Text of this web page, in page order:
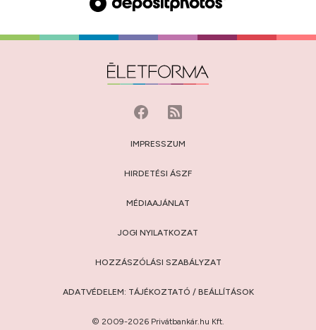
IMPRESSZUM
HIRDETÉSI ÁSZF
MÉDIAAJÁNLAT
JOGI NYILATKOZAT
HOZZÁSZÓLÁSI SZABÁLYZAT
ADATVÉDELEM: TÁJÉKOZTATÓ / BEÁLLÍTÁSOK
© 2009-2026 Privátbankár.hu Kft.